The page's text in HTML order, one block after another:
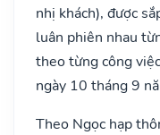
nhị khách), được
luân phiên nhau
theo từng công
ngày 10 tháng 9
Theo Ngọc hạp